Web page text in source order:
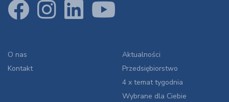
O nas
Kontakt
Aktualności
Przedsiębiorstwo
4 x temat tygodnia
Wybrane dla Ciebie